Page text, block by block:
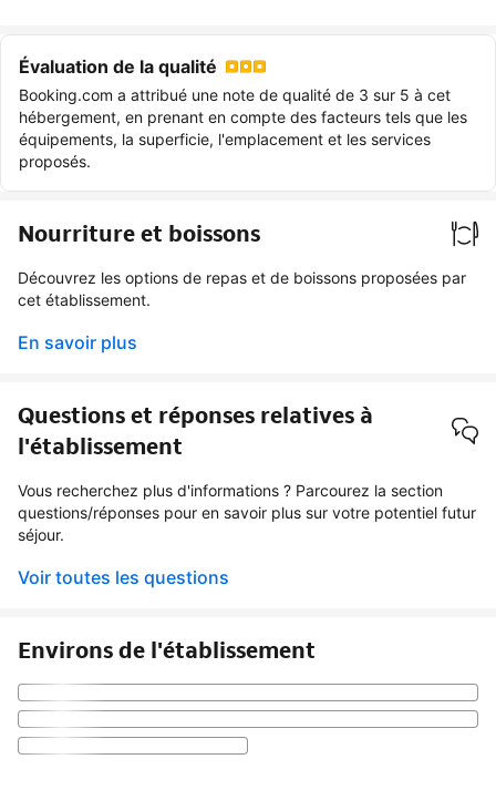
Évaluation de la qualité
Booking.com a attribué une note de qualité de 3 sur 5 à cet
hébergement, en prenant en compte des facteurs tels que les
équipements, la superficie, l'emplacement et les services
proposés.
Nourriture et boissons
Découvrez les options de repas et de boissons proposées par
cet établissement.
En savoir plus
Questions et réponses relatives à
l'établissement
Vous recherchez plus d'informations ? Parcourez la section
questions/réponses pour en savoir plus sur votre potentiel futur
séjour.
Voir toutes les questions
Environs de l'établissement